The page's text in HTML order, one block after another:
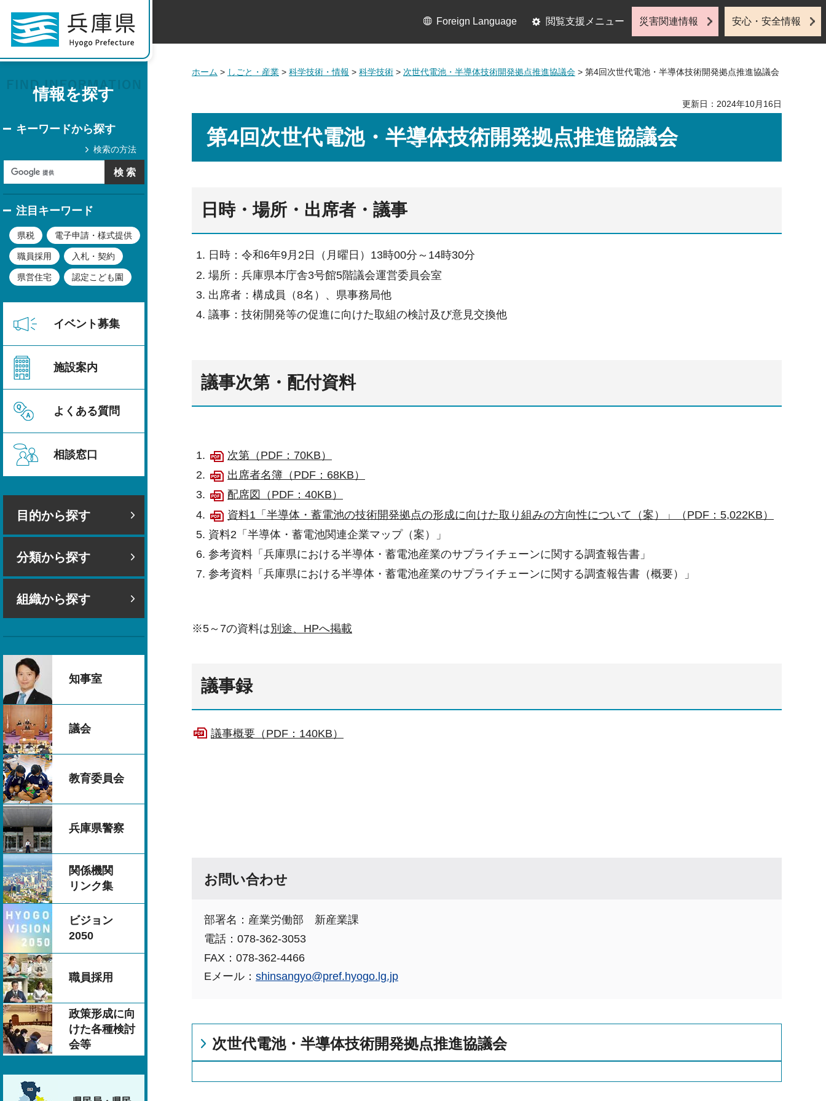
情報を探す
キーワードから探す
検索の方法
注目キーワード
県税 電子申請・様式提供
職員採用 入札・契約
県営住宅 認定こども園
イベント募集
施設案内
よくある質問
相談窓口
目的から探す
分類から探す
組織から探す
知事室
議会
教育委員会
兵庫県警察
関係機関
リンク集
ビジョン
2050
職員採用
政策形成に向
けた各種検討
会等
Foreign Language 閲覧支援メニュー 災害関連情報 安心・安全情報
ホーム > しごと・産業 > 科学技術・情報 > 科学技術 > 次世代電池・半導体技術開発拠点推進協議会 > 第4回次世代電池・半導体技術開発拠点推進協議会
更新日：2024年10月16日
第4回次世代電池・半導体技術開発拠点推進協議会
日時・場所・出席者・議事
日時：令和6年9月2日（月曜日）13時00分～14時30分
場所：兵庫県本庁舎3号館5階議会運営委員会室
出席者：構成員（8名）、県事務局他
議事：技術開発等の促進に向けた取組の検討及び意見交換他
議事次第・配付資料
次第（PDF：70KB）
出席者名簿（PDF：68KB）
配席図（PDF：40KB）
資料1「半導体・蓄電池の技術開発拠点の形成に向けた取り組みの方向性について（案）」（PDF：5,022KB）
資料2「半導体・蓄電池関連企業マップ（案）」
参考資料「兵庫県における半導体・蓄電池産業のサプライチェーンに関する調査報告書」
参考資料「兵庫県における半導体・蓄電池産業のサプライチェーンに関する調査報告書（概要）」
※5～7の資料は別途、HPへ掲載
議事録
議事概要（PDF：140KB）
お問い合わせ
部署名：産業労働部 新産業課
電話：078-362-3053
FAX：078-362-4466
Eメール： shinsangyo@pref.hyogo.lg.jp
次世代電池・半導体技術開発拠点推進協議会